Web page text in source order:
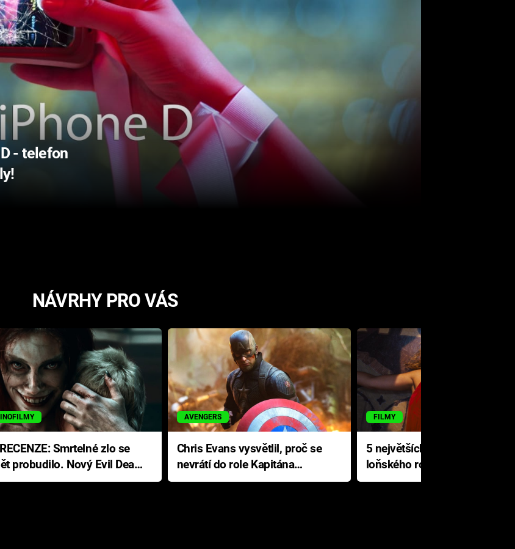
- telefon
NÁVRHY PRO VÁS
probudilo. Nový Evil Dead
s neodolatelnou
AVENGERS
Chris Evans vysvětlil, proč se
nevrátí do role Kapitána
Ameriky
FILMY
5 největších propadáků
loňského roku: Disney na
jediné katastrofě prodělal 200